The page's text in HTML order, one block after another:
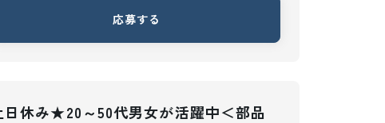
応募する
休み★20～50代男女が活躍中＜部品